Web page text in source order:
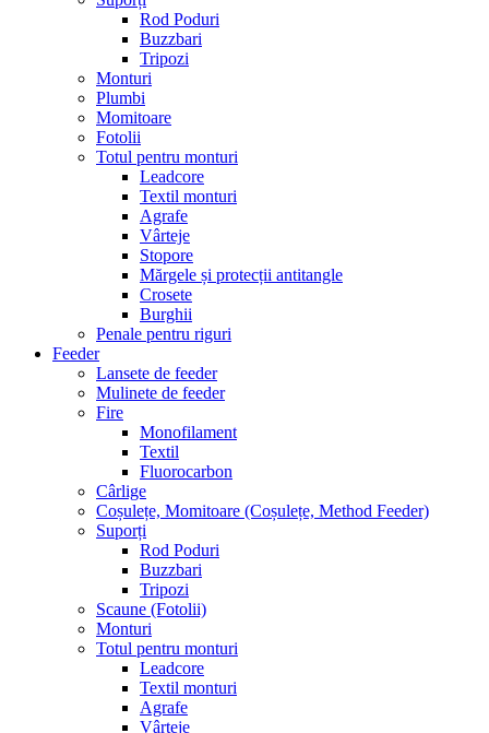
Rod Poduri
Buzzbari
Tripozi
Monturi
Plumbi
Momitoare
Fotolii
Totul pentru monturi
Leadcore
Textil monturi
Agrafe
Vârteje
Stopore
Mărgele și protecții antitangle
Crosete
Burghii
Penale pentru riguri
Feeder
Lansete de feeder
Mulinete de feeder
Fire
Monofilament
Textil
Fluorocarbon
Cârlige
Coșulețe, Momitoare (Coșulețe, Method Feeder)
Suporți
Rod Poduri
Buzzbari
Tripozi
Scaune (Fotolii)
Monturi
Totul pentru monturi
Leadcore
Textil monturi
Agrafe
Vârteje